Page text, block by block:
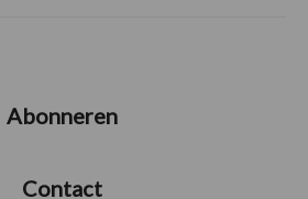
Abonneren
Contact